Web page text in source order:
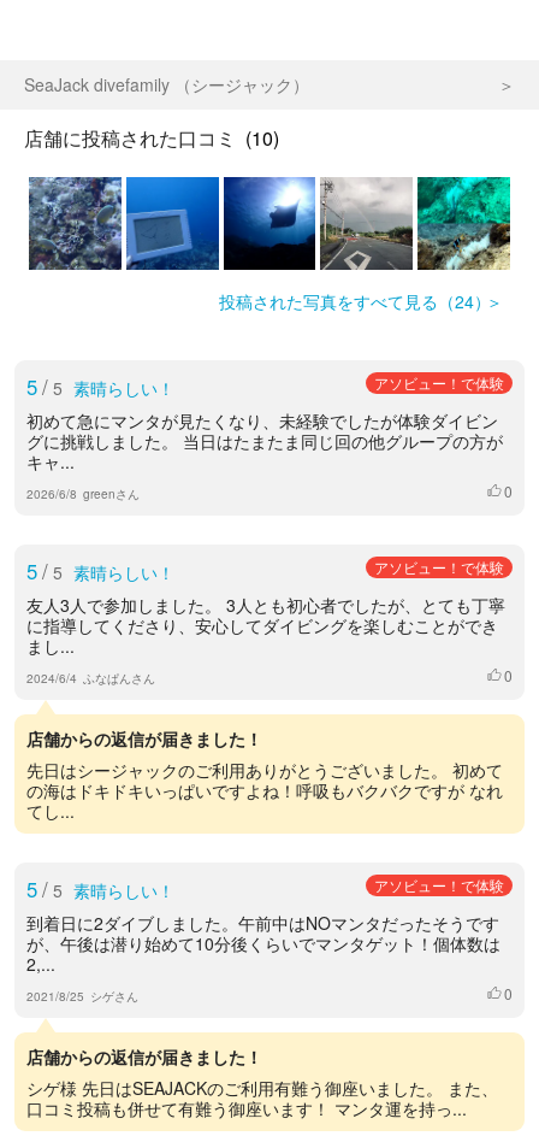
SeaJack divefamily （シージャック）
店舗に投稿された口コミ (10)
投稿された写真をすべて見る（24）
5/ 5 素晴らしい！ アソビュー！で体験
初めて急にマンタが見たくなり、未経験でしたが体験ダイビン
グに挑戦しました。 当日はたまたま同じ回の他グループの方が
キャ...
2026/6/8 greenさん いいね
0
5/ 5 素晴らしい！ アソビュー！で体験
友人3人で参加しました。 3人とも初心者でしたが、とても丁寧
に指導してくださり、安心してダイビングを楽しむことができ
まし...
2024/6/4 ふなぱんさん いいね
0
店舗からの返信が届きました！
先日はシージャックのご利用ありがとうございました。 初めて
の海はドキドキいっぱいですよね！呼吸もバクバクですが なれ
てし...
5/ 5 素晴らしい！ アソビュー！で体験
到着日に2ダイブしました。午前中はNOマンタだったそうです
が、午後は潜り始めて10分後くらいでマンタゲット！個体数は
2,...
2021/8/25 シゲさん いいね
0
店舗からの返信が届きました！
シゲ様 先日はSEAJACKのご利用有難う御座いました。 また、
口コミ投稿も併せて有難う御座います！ マンタ運を持っ...